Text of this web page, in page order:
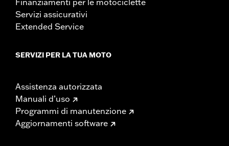
Servizi assicurativi
Extended Service
SERVIZI PER LA TUA MOTO
Assistenza autorizzata
Manuali d’uso
Programmi di manutenzione
Aggiornamenti software